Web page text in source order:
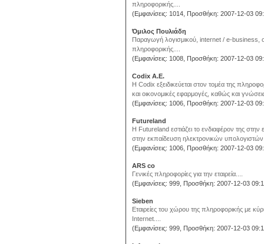
πληροφορικής....
(Εμφανίσεις: 1014, Προσθήκη: 2007-12-03
Όμιλος Πουλιάδη
Παραγωγή λογισμικού, internet / e-business,
πληροφορικής....
(Εμφανίσεις: 1008, Προσθήκη: 2007-12-03
Codix A.E.
H Codix εξειδικεύεται στον τομέα της
και οικονομικές εφαρμογές, καθώς και
(Εμφανίσεις: 1006, Προσθήκη: 2007-12-03
Futureland
H Futureland εστιάζει το ενδιαφέρον της
στην εκπαίδευση ηλεκτρονικών
(Εμφανίσεις: 1006, Προσθήκη: 2007-12-03
ARS co
Γενικές πληροφορίες για την εταιρεία....
(Εμφανίσεις: 999, Προσθήκη: 2007-12-03
Sieben
Eταιρείες του χώρου της πληροφορικής με
Internet....
(Εμφανίσεις: 999, Προσθήκη: 2007-12-03